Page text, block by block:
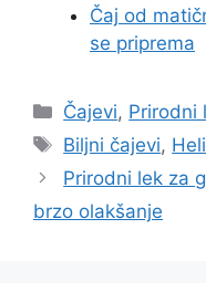
Čaj od
se priprema
Categories
Čajevi, Prirodni
Tags
Biljni čajevi,
Prirodni lek za
brzo olakšanje